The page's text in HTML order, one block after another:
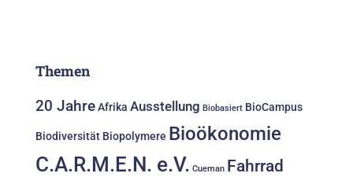
Themen
20 JahreAfrika Ausstellung Biobasiert BioCampus
Biodiversität Biopolymere Bioökonomie
C.A.R.M.E.N. e.V. Cueman Fahrrad